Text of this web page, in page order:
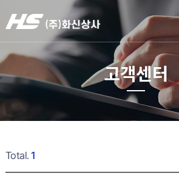
고객센터
Total.1